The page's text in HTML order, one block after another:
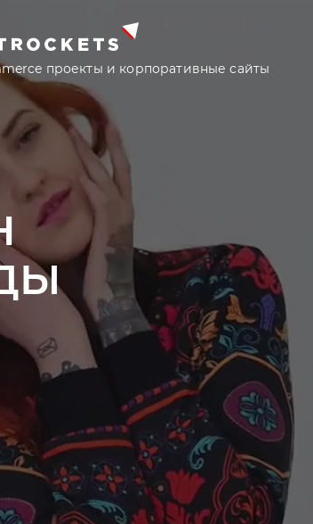
проекты и корпоративные сайты